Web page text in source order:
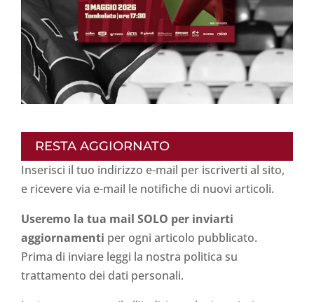
RESTA AGGIORNATO
Inserisci il tuo indirizzo e-mail per iscriverti al sito,
e ricevere via e-mail le notifiche di nuovi articoli.
Useremo la tua mail SOLO per inviarti
aggiornamenti per ogni articolo pubblicato.
Prima di inviare leggi la nostra politica su
trattamento dei dati personali.